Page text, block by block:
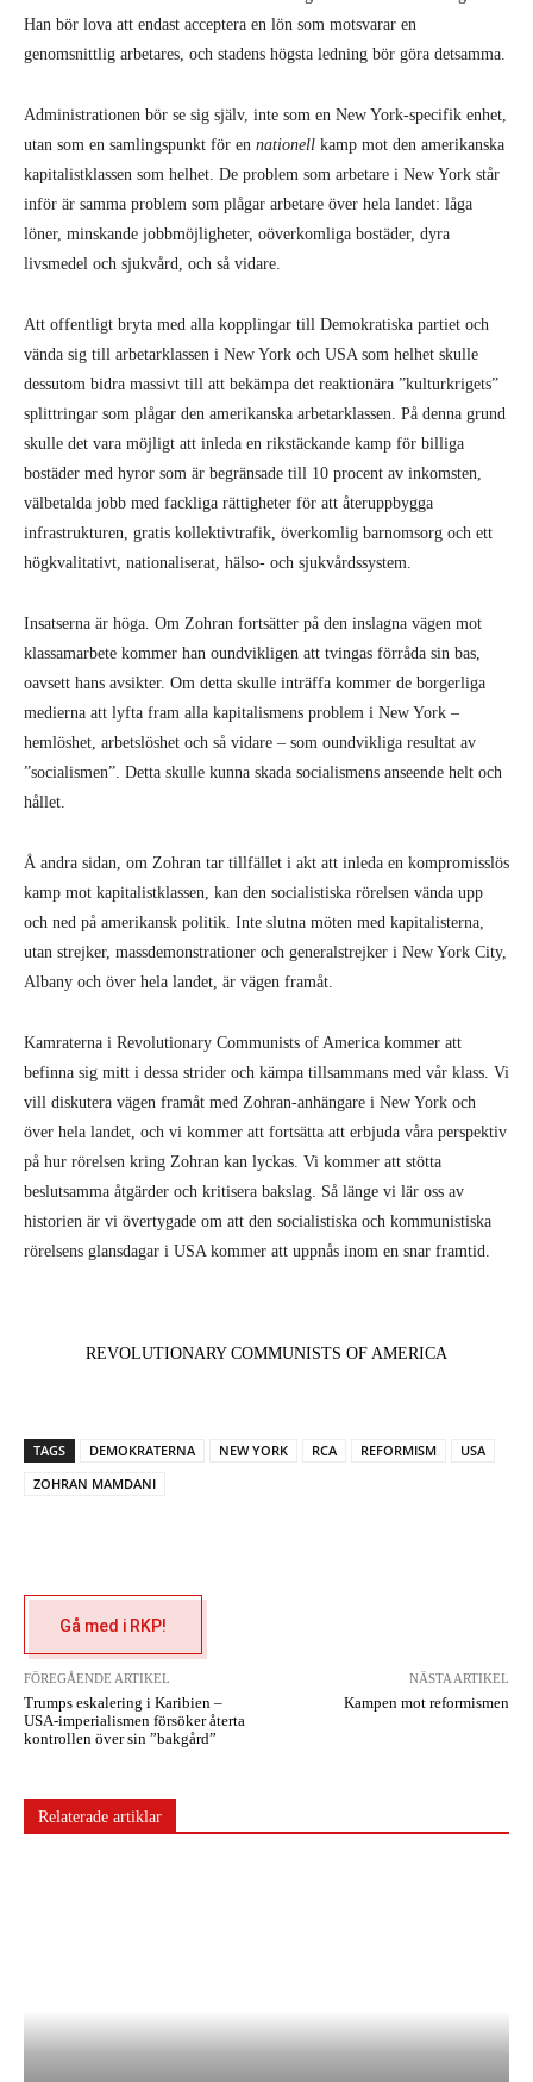
Han bör lova att endast acceptera en lön som motsvarar en
genomsnittlig arbetares, och stadens högsta ledning bör göra detsamma.
Administrationen bör se sig själv, inte som en New York-specifik enhet,
utan som en samlingspunkt för en nationell kamp mot den amerikanska
kapitalistklassen som helhet. De problem som arbetare i New York står
inför är samma problem som plågar arbetare över hela landet: låga
löner, minskande jobbmöjligheter, oöverkomliga bostäder, dyra
livsmedel och sjukvård, och så vidare.
Att offentligt bryta med alla kopplingar till Demokratiska partiet och
vända sig till arbetarklassen i New York och USA som helhet skulle
dessutom bidra massivt till att bekämpa det reaktionära ”kulturkrigets”
splittringar som plågar den amerikanska arbetarklassen. På denna grund
skulle det vara möjligt att inleda en rikstäckande kamp för billiga
bostäder med hyror som är begränsade till 10 procent av inkomsten,
välbetalda jobb med fackliga rättigheter för att återuppbygga
infrastrukturen, gratis kollektivtrafik, överkomlig barnomsorg och ett
högkvalitativt, nationaliserat, hälso- och sjukvårdssystem.
Insatserna är höga. Om Zohran fortsätter på den inslagna vägen mot
klassamarbete kommer han oundvikligen att tvingas förråda sin bas,
oavsett hans avsikter. Om detta skulle inträffa kommer de borgerliga
medierna att lyfta fram alla kapitalismens problem i New York –
hemlöshet, arbetslöshet och så vidare – som oundvikliga resultat av
”socialismen”. Detta skulle kunna skada socialismens anseende helt och
hållet.
Å andra sidan, om Zohran tar tillfället i akt att inleda en kompromisslös
kamp mot kapitalistklassen, kan den socialistiska rörelsen vända upp
och ned på amerikansk politik. Inte slutna möten med kapitalisterna,
utan strejker, massdemonstrationer och generalstrejker i New York City,
Albany och över hela landet, är vägen framåt.
Kamraterna i Revolutionary Communists of America kommer att
befinna sig mitt i dessa strider och kämpa tillsammans med vår klass. Vi
vill diskutera vägen framåt med Zohran-anhängare i New York och
över hela landet, och vi kommer att fortsätta att erbjuda våra perspektiv
på hur rörelsen kring Zohran kan lyckas. Vi kommer att stötta
beslutsamma åtgärder och kritisera bakslag. Så länge vi lär oss av
historien är vi övertygade om att den socialistiska och kommunistiska
rörelsens glansdagar i USA kommer att uppnås inom en snar framtid.
REVOLUTIONARY COMMUNISTS OF AMERICA
TAGS DEMOKRATERNA NEW YORK RCA REFORMISM
USA
ZOHRAN MAMDANI
Gå med i RKP!
FÖREGÅENDE ARTIKEL
Trumps eskalering i Karibien –
USA-imperialismen försöker återta
kontrollen över sin ”bakgård”
NÄSTA ARTIKEL
Kampen mot reformismen
Relaterade artiklar